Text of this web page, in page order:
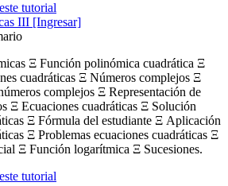
tutorial
III [Ingresar]
Ξ Función polinómica cuadrática Ξ
cuadráticas Ξ Números complejos Ξ
complejos Ξ Representación de
Ξ Ecuaciones cuadráticas Ξ Solución
Ξ Fórmula del estudiante Ξ Aplicación
Ξ Problemas ecuaciones cuadráticas Ξ
Ξ Función logarítmica Ξ Sucesiones.
tutorial